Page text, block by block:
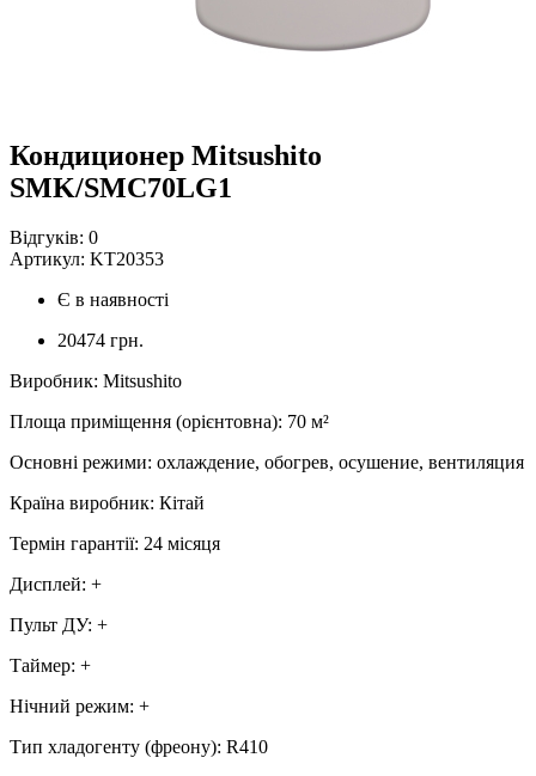
Кондиционер Mitsushito
SMK/SMC70LG1
Відгуків: 0
Артикул: KT20353
Є в наявності
20474 грн.
Виробник: Mitsushito
Площа приміщення (орієнтовна): 70 м²
Основні режими: охлаждение, обогрев, осушение, вентиляция
Країна виробник: Кітай
Термін гарантії: 24 місяця
Дисплей: +
Пульт ДУ: +
Таймер: +
Нічний режим: +
Тип хладогенту (фреону): R410